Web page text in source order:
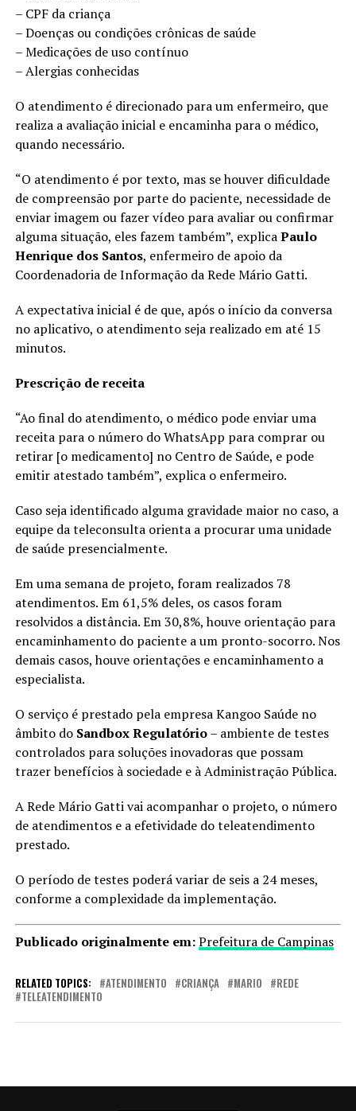
– CPF da criança
– Doenças ou condições crônicas de saúde
– Medicações de uso contínuo
– Alergias conhecidas
O atendimento é direcionado para um enfermeiro, que
realiza a avaliação inicial e encaminha para o médico,
quando necessário.
“O atendimento é por texto, mas se houver dificuldade
de compreensão por parte do paciente, necessidade de
enviar imagem ou fazer vídeo para avaliar ou confirmar
alguma situação, eles fazem também”, explicaPaulo
Henrique dos Santos, enfermeiro de apoio da
Coordenadoria de Informação da Rede Mário Gatti.
A expectativa inicial é de que, após o início da conversa
no aplicativo, o atendimento seja realizado em até 15
minutos.
Prescrição de receita
“Ao final do atendimento, o médico pode enviar uma
receita para o número do WhatsApp para comprar ou
retirar [o medicamento] no Centro de Saúde, e pode
emitir atestado também”, explica o enfermeiro.
Caso seja identificado alguma gravidade maior no caso, a
equipe da teleconsulta orienta a procurar uma unidade
de saúde presencialmente.
Em uma semana de projeto, foram realizados 78
atendimentos. Em 61,5% deles, os casos foram
resolvidos a distância. Em 30,8%, houve orientação para
encaminhamento do paciente a um pronto-socorro. Nos
demais casos, houve orientações e encaminhamento a
especialista.
O serviço é prestado pela empresa Kangoo Saúde no
âmbito do Sandbox Regulatório– ambiente de testes
controlados para soluções inovadoras que possam
trazer benefícios à sociedade e à Administração Pública.
A Rede Mário Gatti vai acompanhar o projeto, o número
de atendimentos e a efetividade do teleatendimento
prestado.
O período de testes poderá variar de seis a 24 meses,
conforme a complexidade da implementação.
Publicado originalmente em:Prefeitura de Campinas
RELATED TOPICS: ATENDIMENTO CRIANÇA MARIO
REDE
TELEATENDIMENTO